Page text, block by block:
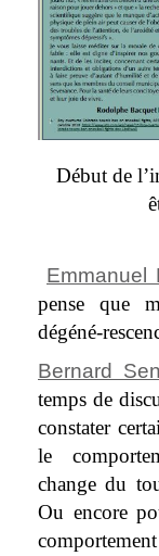
Début de
Emmanuel
pense que
dégéné-
Bernard
temps de
constater
le
change du
Ou encore